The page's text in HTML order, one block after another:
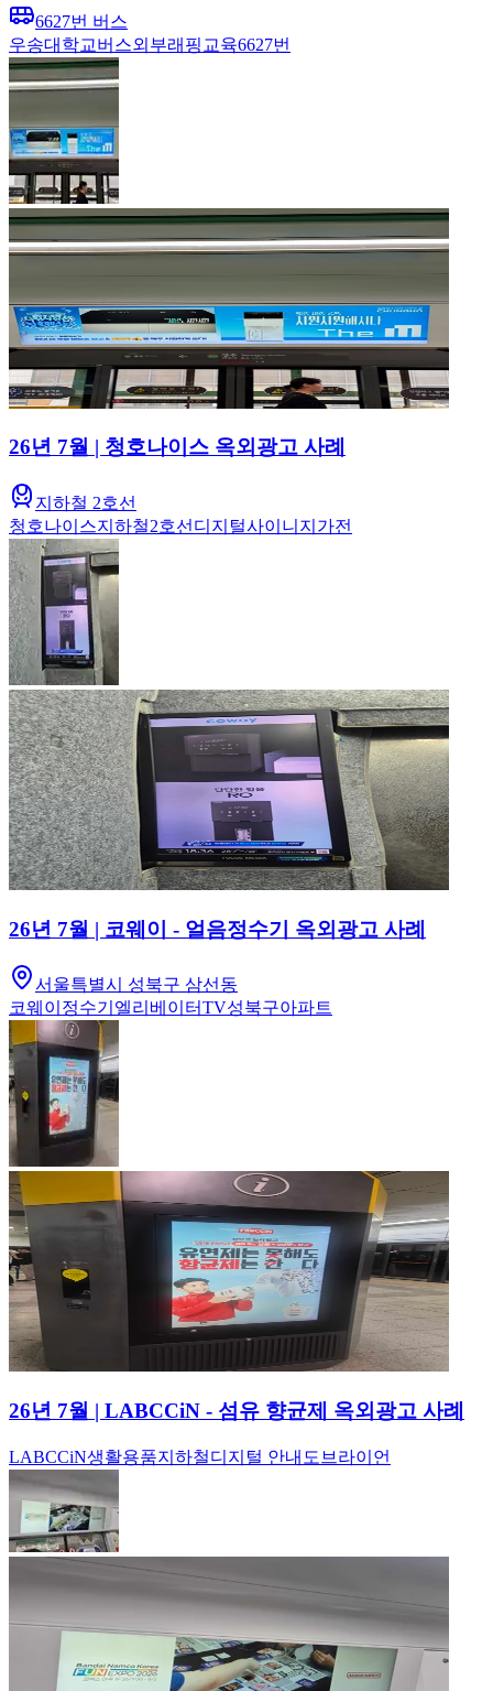
6627번 버스
우송대학교버스외부래핑 교육6627번
26년 7월 | 청호나이스 옥외광고 사례
지하철 2호선
청호나이스지하철2호선 디지털사이니지 가전
26년 7월 | 코웨이 - 얼음정수기 옥외광고 사례
서울특별시 성북구 삼선동
코웨이 정수기 엘리베이터TV성북구아파트
26년 7월 | LABCCiN - 섬유 향균제 옥외광고 사례
LABCCiN생활용품지하철디지털 안내도 브라이언